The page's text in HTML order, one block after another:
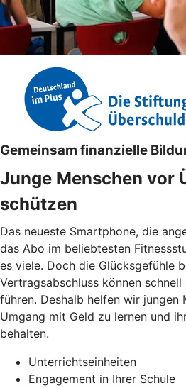
Gemeinsam finanzielle
Junge Menschen vor
schützen
Das neueste Smartphone, die
das Abo im beliebtesten
es viele. Doch die Glücksgefühle
Vertragsabschluss können schnell
führen. Deshalb helfen wir jungen
Umgang mit Geld zu lernen und
behalten.
Unterrichtseinheiten
Engagement in Ihrer Schule